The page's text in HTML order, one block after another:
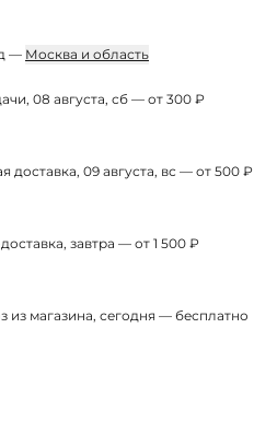
— Москва и область
08 августа, сб — от 300 ₽
доставка, 09 августа, вс — от 500 ₽
завтра — от 1 500 ₽
из магазина, сегодня — бесплатно